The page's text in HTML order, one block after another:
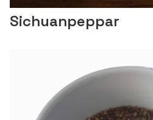
Sichuanpeppar